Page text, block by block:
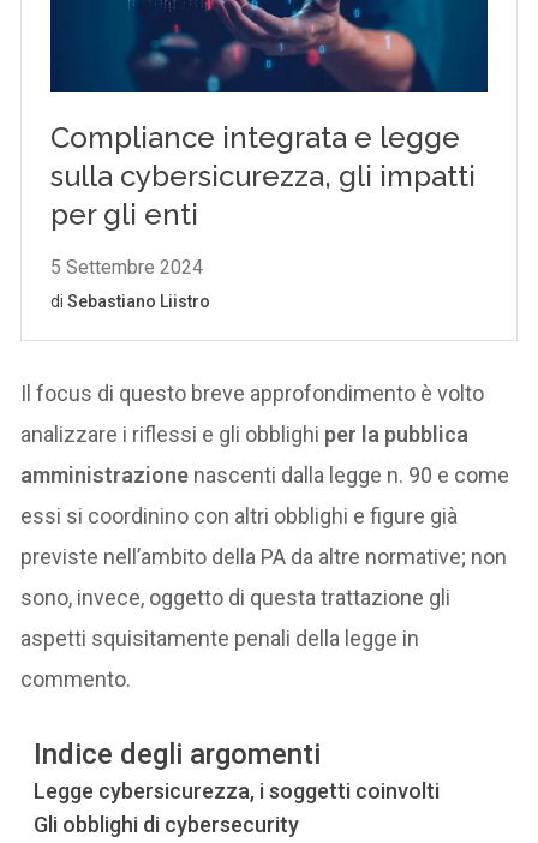
Il focus di questo breve approfondimento è volto
analizzare i riflessi e gli obblighi per la pubblica
amministrazione nascenti dalla legge n. 90 e come
essi si coordinino con altri obblighi e figure già
previste nell’ambito della PA da altre normative; non
sono, invece, oggetto di questa trattazione gli
aspetti squisitamente penali della legge in
commento.
Indice degli argomenti
Legge cybersicurezza, i soggetti coinvolti
Gli obblighi di cybersecurity